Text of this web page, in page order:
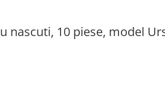
nascuti, 10 piese, model